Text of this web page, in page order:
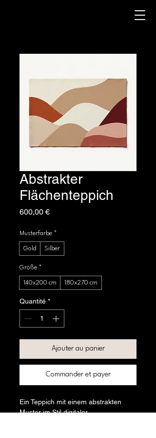
Abstrakter
Flächenteppich
600,00 €Prix
Musterfarbe *
Gold Silber
Größe *
140x200 cm 180x270 cm
Quantité *
Ajouter au panier
Commander et payer
Ein Teppich mit einem abstrakten
Muster im Stil digitaler